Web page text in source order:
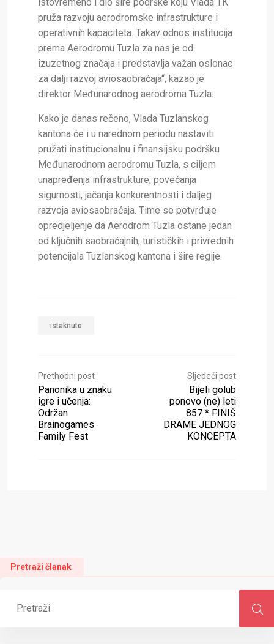
pruža razvoju aerodromske infrastrukture i
operativnih kapaciteta. Takav odnos institucija
prema Aerodromu Tuzla za nas je od
izuzetnog značaja i predstavlja važan oslonac
za dalji razvoj aviosaobraćaja“, kazao je
direktor Međunarodnog aerodroma Tuzla.
Kako je danas rečeno, Vlada Tuzlanskog
kantona će i u narednom periodu nastaviti
pružati institucionalnu i finansijsku podršku
Međunarodnom aerodromu Tuzla, s ciljem
unapređenja infrastrukture, povećanja
sigurnosti, jačanja konkurentnosti i daljeg
razvoja aviosaobraćaja. Time se potvrđuje
opredjeljenje da Aerodrom Tuzla ostane jedan
od ključnih saobraćajnih, turističkih i privrednih
potencijala Tuzlanskog kantona i šire regije.
istaknuto
Prethodni post
Panonika u znaku
igre i učenja:
Održan
Brainogames
Family Fest
Sljedeći post
Bijeli golub
ponovo (ne) leti
857 * FINIŠ
DRAME JEDNOG
KONCEPTA
Pretraži članak